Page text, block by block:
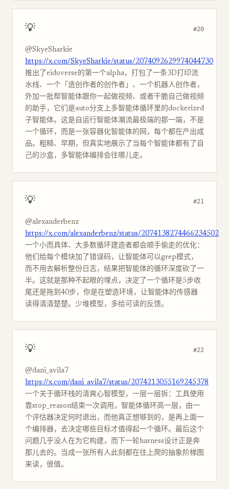
💡 #20
@SkyeSharkie
https://x.com/SkyeSharkie/status/2074092629974044730
推出了eidoverse的第一个alpha，打包了一条3D打印流
水线、一个「造创作者的创作者」、一个机器人创作者，
外加一批帮智能体跟你一起做视频、或者干脆自己做视频
的助手，它们是auto分支上多智能体循环里的dockerized
子智能体。这是自运行智能体潮流最极端的那一端，不是
一个循环，而是一张容器化智能体的网，每个都在产出成
品。粗糙、早期，但真实地展示了当每个智能体都有了自
己的沙盒，多智能体编排会往哪儿走。
💡 #21
@alexanderbenz
https://x.com/alexanderbenz/status/2074138274466234502
一个小而具体、大多数循环建造者都会顺手偷走的优化：
他们给每个模块加了错误码，让智能体可以grep模式，
而不用去解析整份日志，结果把智能体的循环深度砍了一
半。这就是那种不起眼的埋点，决定了一个循环是5步收
尾还是拖到40步，你是在塑造环境，让智能体的传感器
读得清清楚楚。少堆模型，多给可读的反馈。
💡 #22
@dani_avila7
https://x.com/dani_avila7/status/2074213055169245378
一个关于循环栈的清爽心智模型，一层一层拆：工具使用
靠stop_reason结束一次调用，智能体循环高一层，由一
个评估器决定何时退出，而他真正想够到的，是再上面一
个编排器，去决定哪些目标才值得起一个循环。最后这个
问题几乎没人在为它构建，而下一轮harness设计正是奔
那儿去的。当成一张所有人此刻都在往上爬的抽象阶梯图
来读，很值。